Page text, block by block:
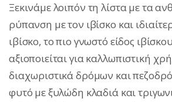
Ξεκινάμε λοιπόν τη λίστα με τα
ρύπανση με τον ιβίσκο και
ιβίσκο, το πιο γνωστό είδος
αξιοποιείται για καλλωπιστική
διαχωριστικά δρόμων και
φυτό με ξυλώδη κλαδιά και